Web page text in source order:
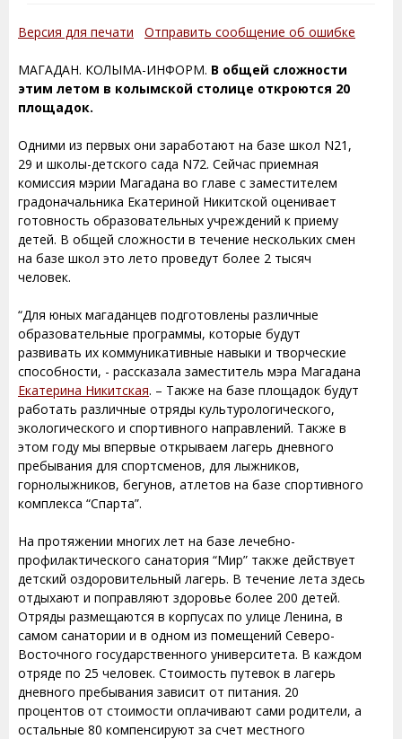
Версия для печати Отправить сообщение об ошибке
МАГАДАН. КОЛЫМА-ИНФОРМ. В общей сложности
этим летом в колымской столице откроются 20
площадок.
Одними из первых они заработают на базе школ N21,
29 и школы-детского сада N72. Сейчас приемная
комиссия мэрии Магадана во главе с заместителем
градоначальника Екатериной Никитской оценивает
готовность образовательных учреждений к приему
детей. В общей сложности в течение нескольких смен
на базе школ это лето проведут более 2 тысяч
человек.
“Для юных магаданцев подготовлены различные
образовательные программы, которые будут
развивать их коммуникативные навыки и творческие
способности, - рассказала заместитель мэра Магадана
Екатерина Никитская. – Также на базе площадок будут
работать различные отряды культурологического,
экологического и спортивного направлений. Также в
этом году мы впервые открываем лагерь дневного
пребывания для спортсменов, для лыжников,
горнолыжников, бегунов, атлетов на базе спортивного
комплекса “Спарта”.
На протяжении многих лет на базе лечебно-
профилактического санатория “Мир” также действует
детский оздоровительный лагерь. В течение лета здесь
отдыхают и поправляют здоровье более 200 детей.
Отряды размещаются в корпусах по улице Ленина, в
самом санатории и в одном из помещений Северо-
Восточного государственного университета. В каждом
отряде по 25 человек. Стоимость путевок в лагерь
дневного пребывания зависит от питания. 20
процентов от стоимости оплачивают сами родители, а
остальные 80 компенсируют за счет местного